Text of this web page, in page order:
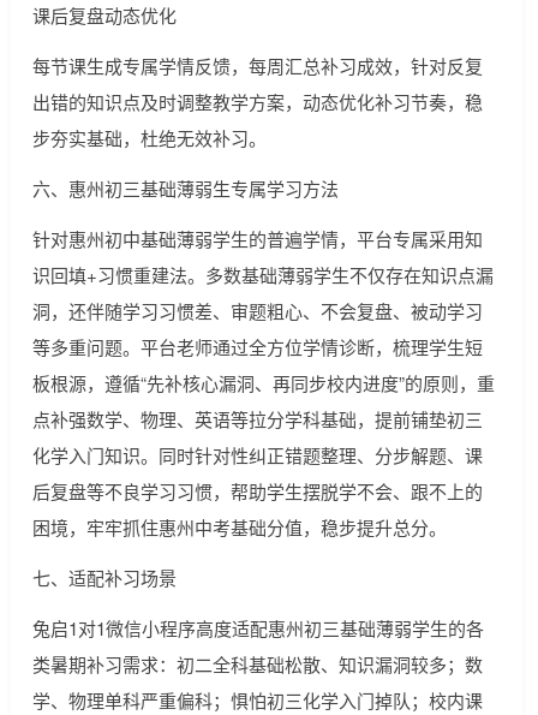
课后复盘动态优化
每节课生成专属学情反馈，每周汇总补习成效，针对反复
出错的知识点及时调整教学方案，动态优化补习节奏，稳
步夯实基础，杜绝无效补习。
六、惠州初三基础薄弱生专属学习方法
针对惠州初中基础薄弱学生的普遍学情，平台专属采用知
识回填+习惯重建法。多数基础薄弱学生不仅存在知识点漏
洞，还伴随学习习惯差、审题粗心、不会复盘、被动学习
等多重问题。平台老师通过全方位学情诊断，梳理学生短
板根源，遵循“先补核心漏洞、再同步校内进度”的原则，重
点补强数学、物理、英语等拉分学科基础，提前铺垫初三
化学入门知识。同时针对性纠正错题整理、分步解题、课
后复盘等不良学习习惯，帮助学生摆脱学不会、跟不上的
困境，牢牢抓住惠州中考基础分值，稳步提升总分。
七、适配补习场景
兔启1对1微信小程序高度适配惠州初三基础薄弱学生的各
类暑期补习需求：初二全科基础松散、知识漏洞较多；数
学、物理单科严重偏科；惧怕初三化学入门掉队；校内课